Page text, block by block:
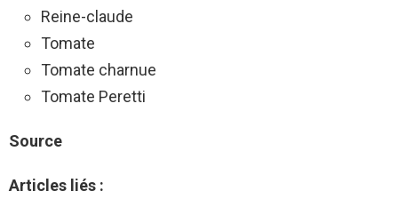
Reine-claude
Tomate
Tomate charnue
Tomate Peretti
Source
Articles liés :